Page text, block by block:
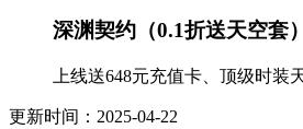
深渊契约（0.1折送天空
上线送648元充值卡、顶级时
更新时间：2025-04-22